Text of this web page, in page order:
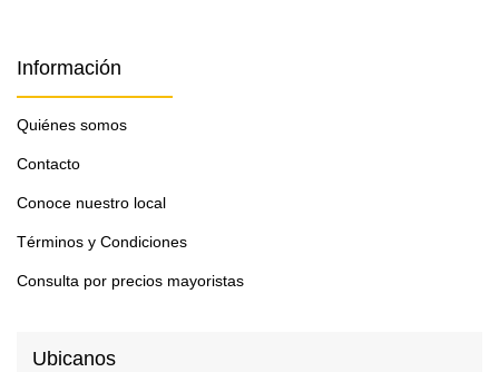
Información
Quiénes somos
Contacto
Conoce nuestro local
Términos y Condiciones
Consulta por precios mayoristas
Ubicanos